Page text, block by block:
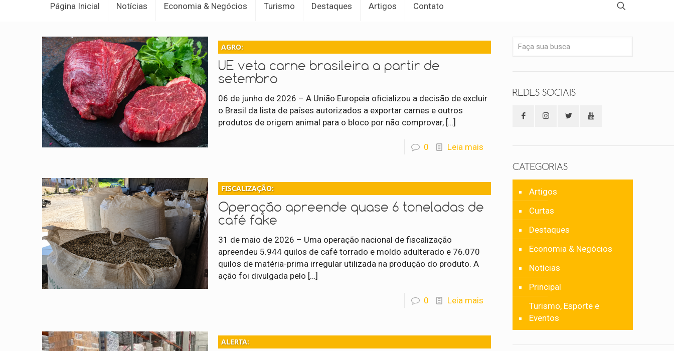
Página Inicial Notícias Economia & Negócios Turismo Destaques Artigos Contato
AGRO:
UE veta carne brasileira a partir de
setembro
06 de junho de 2026 – A União Europeia oficializou a decisão de excluir
o Brasil da lista de países autorizados a exportar carnes e outros
produtos de origem animal para o bloco por não comprovar, […]
0 Leia mais
FISCALIZAÇÃO:
Operação apreende quase 6 toneladas de
café fake
31 de maio de 2026 – Uma operação nacional de fiscalização
apreendeu 5.944 quilos de café torrado e moído adulterado e 76.070
quilos de matéria-prima irregular utilizada na produção do produto. A
ação foi divulgada pelo […]
0 Leia mais
ALERTA:
REDES SOCIAIS
CATEGORIAS
Artigos
Curtas
Destaques
Economia & Negócios
Notícias
Principal
Turismo, Esporte e
Eventos